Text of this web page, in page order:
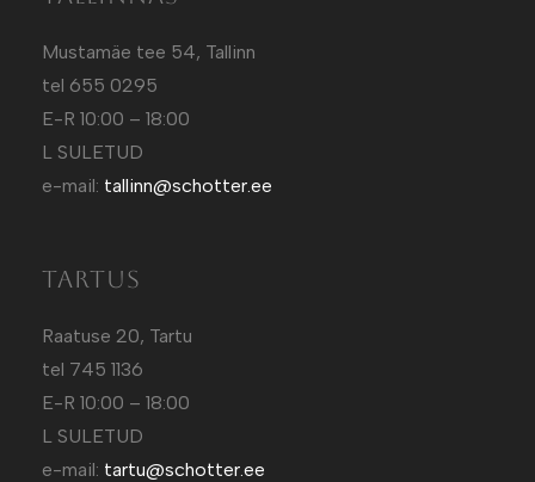
Mustamäe tee 54, Tallinn
tel 655 0295
E-R 10:00 – 18:00
L SULETUD
e-mail: tallinn@schotter.ee
Tartus
Raatuse 20, Tartu
tel 745 1136
E-R 10:00 – 18:00
L SULETUD
e-mail: tartu@schotter.ee